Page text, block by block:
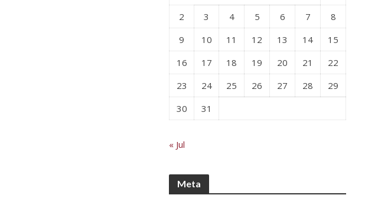
2
3 4 5 6 7
8
9
10 11 12 13 14
15
16
17 18 19 20 21
22
23
24 25 26 27 28
29
30
31
« Jul
Meta